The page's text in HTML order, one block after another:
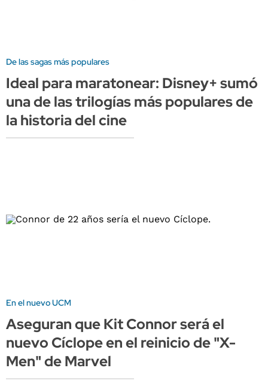
De las sagas más populares
Ideal para maratonear: Disney+ sumó
una de las trilogías más populares de
la historia del cine
En el nuevo UCM
Aseguran que Kit Connor será el
nuevo Cíclope en el reinicio de "X-
Men" de Marvel